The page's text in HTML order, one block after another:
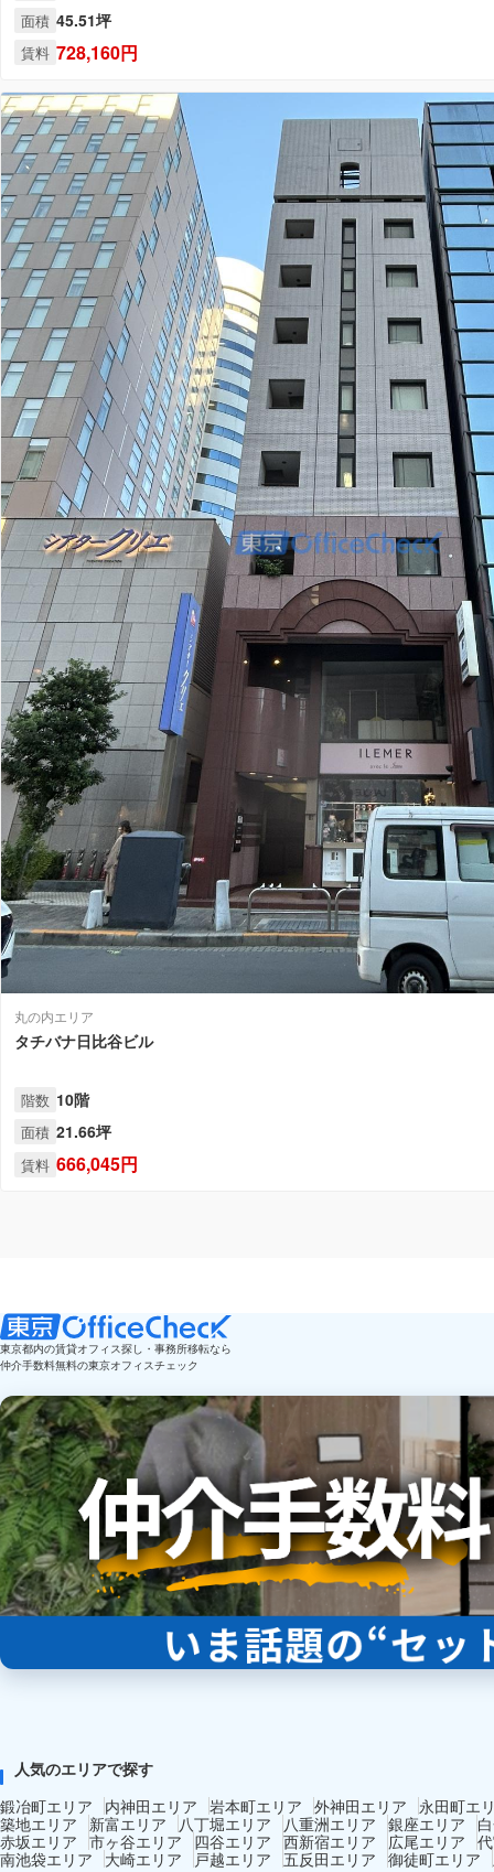
面積 45.51坪
賃料 728,160円
丸の内エリア
タチバナ日比谷ビル
階数 10階
面積 21.66坪
賃料 666,045円
東京都内の賃貸オフィス探し・事務所移転なら
仲介手数料無料の東京オフィスチェック
人気のエリアで探す
鍛冶町エリア
内神田エリア 岩本町エリア 外神田エリア
永田町エ
築地エリア
新富エリア 八丁堀エリア 八重洲エリア 銀座エリア
赤坂エリア 市ヶ谷エリア 四谷エリア 西新宿エリア 広尾エリア
南池袋エリア
大崎エリア 戸越エリア 五反田エリア 御徒町エリア